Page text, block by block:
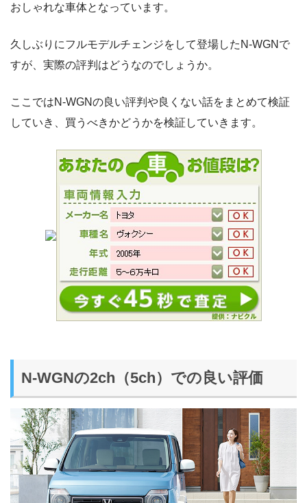
おしゃれな車体となっています。
久しぶりにフルモデルチェンジをして登場したN-WGNで
すが、実際の評判はどうなのでしょうか。
ここではN-WGNの良い評判や良くない話をまとめて検証
していき、買うべきかどうかを検証していきます。
N-WGNの2ch（5ch）での良い評価